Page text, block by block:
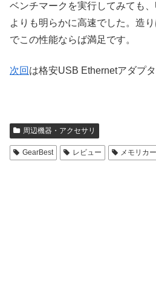
ベンチマークを実行してみても
よりも明らかに高速でした。造
でこの性能ならば満足です。
次回 は格安USB Ethernetアダプタ
周辺機器・アクセサリ
GearBest レビュー メモリカ